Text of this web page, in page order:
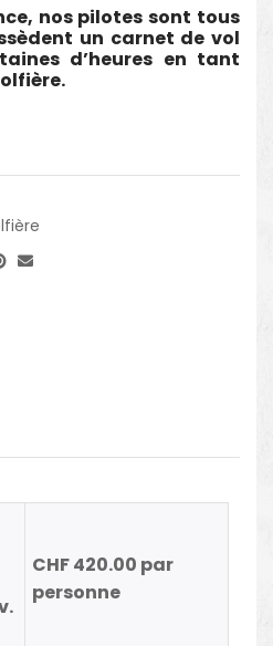
nos pilotes sont tous
un carnet de vol
d’heures en tant
CHF 420.00 par
personne